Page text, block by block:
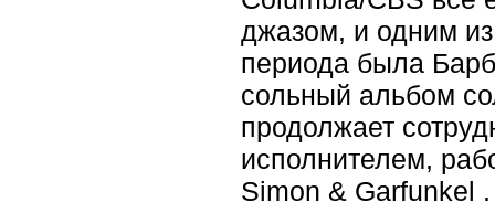
джазом, и одним из
периода была
сольный альбом
продолжает
исполнителем,
Simon & Garfunkel